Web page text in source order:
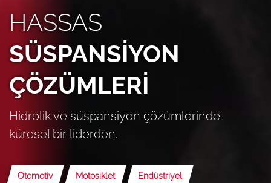
HASSAS
SÜSPANSİYON
ÇÖZÜMLERİ
Hidrolik ve süspansiyon çözümlerinde
küresel bir liderden.
Otomotiv Motosiklet Endüstriyel